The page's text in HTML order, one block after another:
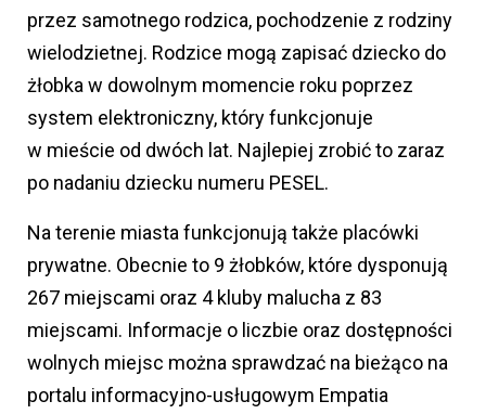
przez samotnego rodzica, pochodzenie z rodziny
wielodzietnej. Rodzice mogą zapisać dziecko do
żłobka w dowolnym momencie roku poprzez
system elektroniczny, który funkcjonuje
w mieście od dwóch lat. Najlepiej zrobić to zaraz
po nadaniu dziecku numeru PESEL.
Na terenie miasta funkcjonują także placówki
prywatne. Obecnie to 9 żłobków, które dysponują
267 miejscami oraz 4 kluby malucha z 83
miejscami. Informacje o liczbie oraz dostępności
wolnych miejsc można sprawdzać na bieżąco na
portalu informacyjno-usługowym Empatia